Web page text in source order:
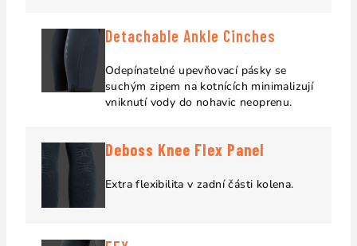
Detachable Ankle Cinches
Odepínatelné upevňovací pásky se
suchým zipem na kotnících minimalizují
vniknutí vody do nohavic neoprenu.
Deboss Knee Flex Panel
Extra flexibilita v zadní části kolena.